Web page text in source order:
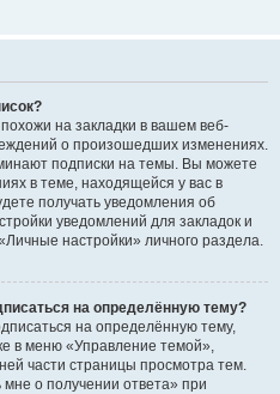
на закладки в вашем веб-
о произошедших изменениях.
подписки на темы. Вы можете
в теме, находящейся у вас в
получать уведомления об
уведомлений для закладок и
настройки» личного раздела.
на определённую тему?
на определённую тему,
в меню «Управление темой»,
части страницы просмотра тем.
о получении ответа» при